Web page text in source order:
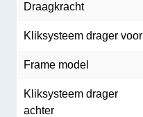
Draagkracht
Kliksysteem drager voor
Frame model
Kliksysteem drager
achter